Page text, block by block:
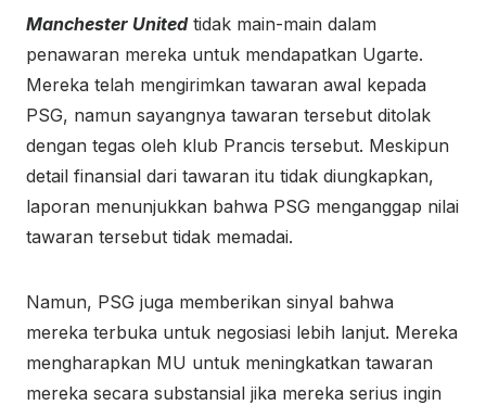
Manchester Unitedtidak main-main dalam
penawaran mereka untuk mendapatkan Ugarte.
Mereka telah mengirimkan tawaran awal kepada
PSG, namun sayangnya tawaran tersebut ditolak
dengan tegas oleh klub Prancis tersebut. Meskipun
detail finansial dari tawaran itu tidak diungkapkan,
laporan menunjukkan bahwa PSG menganggap nilai
tawaran tersebut tidak memadai.
Namun, PSG juga memberikan sinyal bahwa
mereka terbuka untuk negosiasi lebih lanjut. Mereka
mengharapkan MU untuk meningkatkan tawaran
mereka secara substansial jika mereka serius ingin